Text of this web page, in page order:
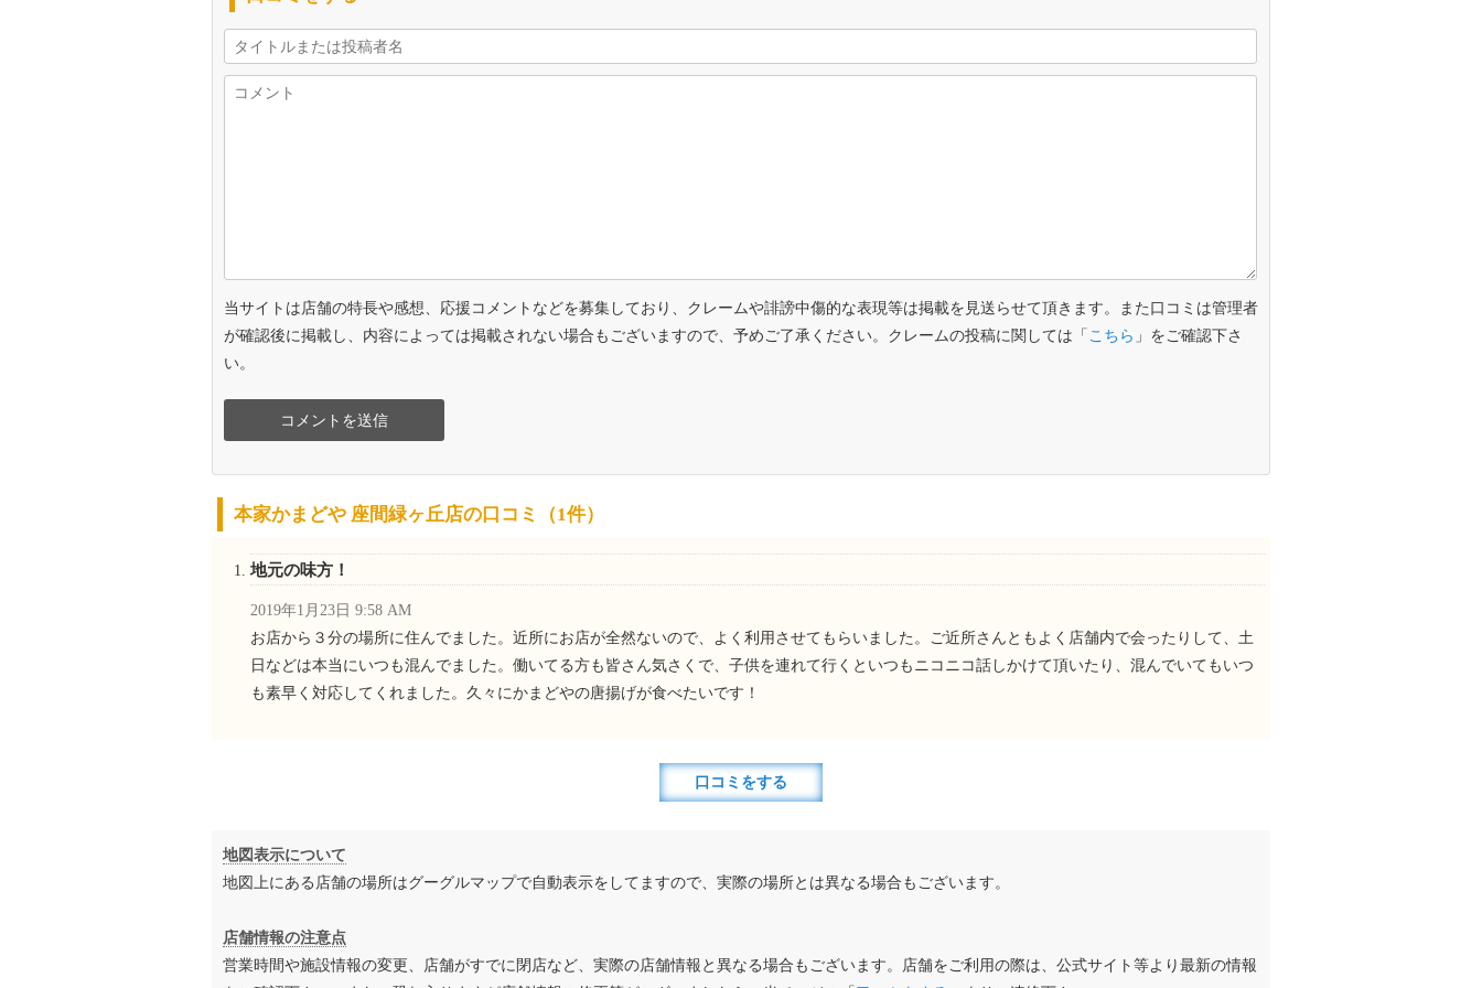
当サイトは店舗の特長や感想、応援コメントなどを募集しており、クレームや誹謗中傷的な表現等は掲載を見送らせて頂きます。また口コミは管理者
が確認後に掲載し、内容によっては掲載されない場合もございますので、予めご了承ください。クレームの投稿に関しては「 こちら 」をご確認下さ
い。
本家かまどや 座間緑ヶ丘店の口コミ（1件）
地元の味方！
2019年1月23日 9:58 AM
お店から３分の場所に住んでました。近所にお店が全然ないので、よく利用させてもらいました。ご近所さんともよく店舗内で会ったりして、土
日などは本当にいつも混んでました。働いてる方も皆さん気さくで、子供を連れて行くといつもニコニコ話しかけて頂いたり、混んでいてもいつ
も素早く対応してくれました。久々にかまどやの唐揚げが食べたいです！
口コミをする
地図表示について
地図上にある店舗の場所はグーグルマップで自動表示をしてますので、実際の場所とは異なる場合もございます。
店舗情報の注意点
営業時間や施設情報の変更、店舗がすでに閉店など、実際の店舗情報と異なる場合もございます。店舗をご利用の際は、公式サイト等より最新の情報